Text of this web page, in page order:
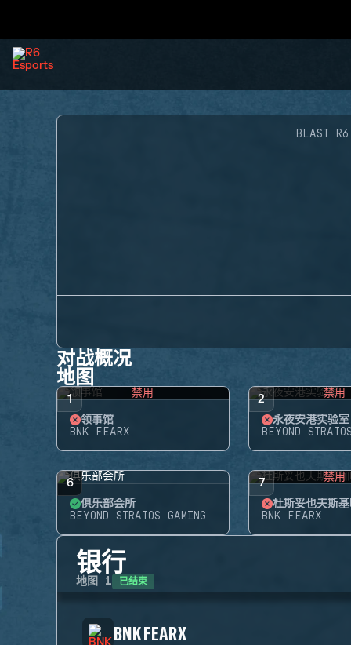
BLAST R6
对战概况
地图
1 禁用
领事馆
BNK FEARX
2 禁用
永夜安港实验室
BEYOND
6
俱乐部会所
BEYOND STRATOS GAMING
7 禁用
杜斯妥也夫斯
BNK FEARX
银行
地图 1 已结束
BNK FEARX